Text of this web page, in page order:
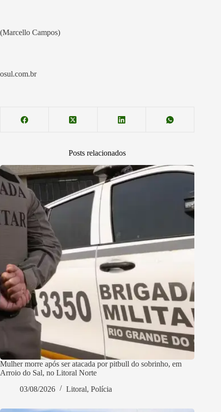
(Marcello Campos)
osul.com.br
Posts relacionados
Mulher morre após ser atacada por pitbull do sobrinho, em
Arroio do Sal, no Litoral Norte
03/08/2026
Litoral, Polícia